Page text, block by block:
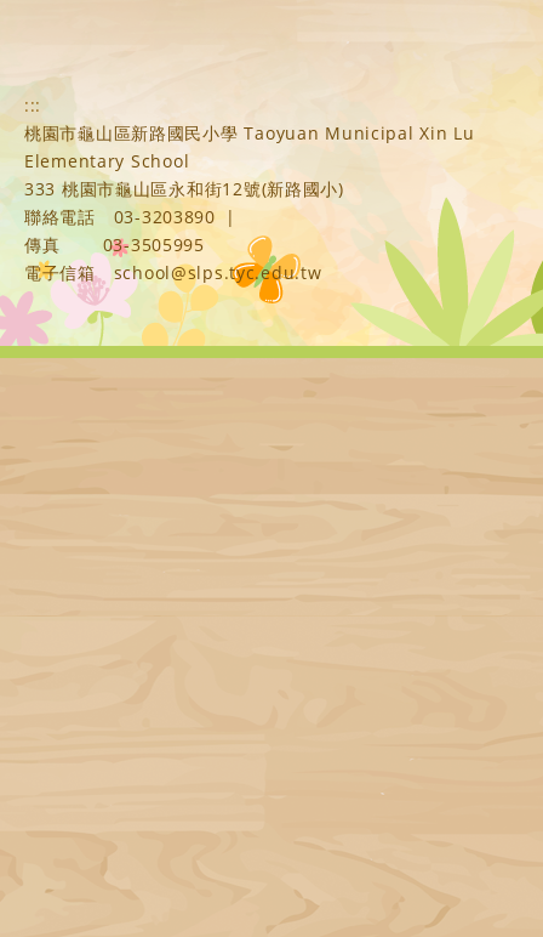
:::
桃園市龜山區新路國民小學 Taoyuan Municipal Xin Lu
Elementary School
333 桃園市龜山區永和街12號(新路國小)
聯絡電話
03-3203890
|
傳真
03-3505995
電子信箱
school@slps.tyc.edu.tw